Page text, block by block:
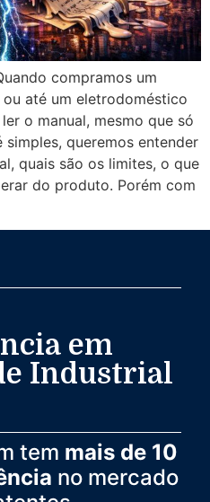
compramos um
até um eletrodoméstico
o manual, mesmo que só
queremos entender
quais são os limites, o que
do produto. Porém com
em
Industrial
tem mais de 10
no mercado